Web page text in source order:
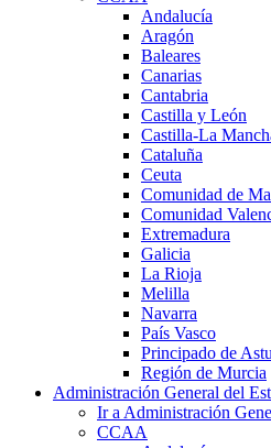
Andalucía
Aragón
Baleares
Canarias
Cantabria
Castilla y León
Castilla-La
Cataluña
Ceuta
Comunidad de
Comunidad
Extremadura
Galicia
La Rioja
Melilla
Navarra
País Vasco
Principado de
Región de Murcia
Administración General del
Ir a Administración
CCAA